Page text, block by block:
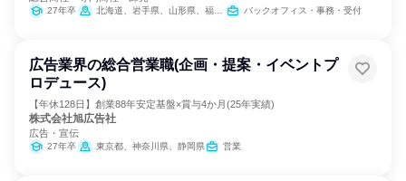
27年卒 北海道、岩手県、山形県、福島県、群馬県、千葉県、東京都、福井県、岐阜県、静岡県、愛知県、広島県、山口県、高知県、熊本県、宮崎県、鹿児島県、沖縄県 バックオフィス・事務・受付
広告業界の総合営業職(企画・提案・イベントプ
ロデュース)
【年休128日】創業88年安定基盤×賞与4か月(25年実績)
株式会社旭広告社
広告・宣伝
27年卒 東京都、神奈川県、静岡県 営業